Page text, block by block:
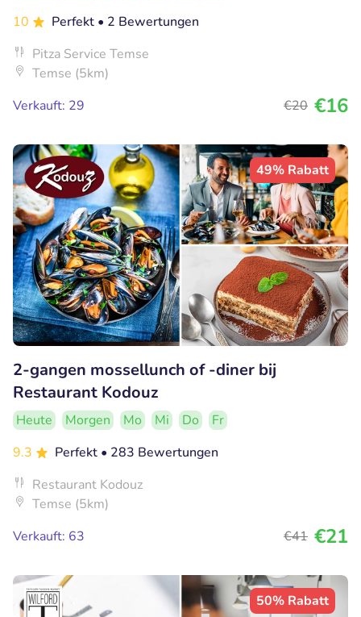
10
Perfekt • 2 Bewertungen
Pitza Service Temse
Temse (5km)
Verkauft: 29
€20 €16
49% Rabatt
2-gangen mossellunch of -diner bij
Restaurant Kodouz
Heute Morgen Mo Mi Do
Fr
9.3
Perfekt • 283 Bewertungen
Restaurant Kodouz
Temse (5km)
Verkauft: 63
€41 €21
50% Rabatt